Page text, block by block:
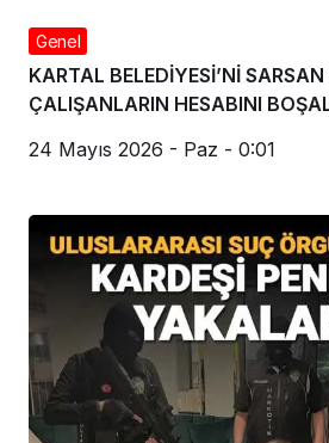
Genel
KARTAL BELEDİYESİ’Nİ
ÇALIŞANLARIN HESABINI
24 Mayıs 2026 - Paz - 0:01